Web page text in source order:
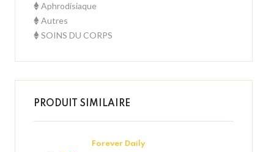
Aphrodisiaque
Autres
SOINS DU CORPS
PRODUIT SIMILAIRE
Forever Daily